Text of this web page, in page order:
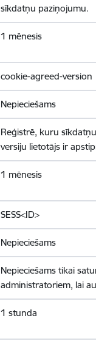
sīkdatņu paziņojumu.
1 mēnesis
cookie-agreed-version
Nepieciešams
Reģistrē, kuru
versiju lietotājs ir
1 mēnesis
SESS<ID>
Nepieciešams
Nepieciešams tikai
administratoriem, lai
1 stunda